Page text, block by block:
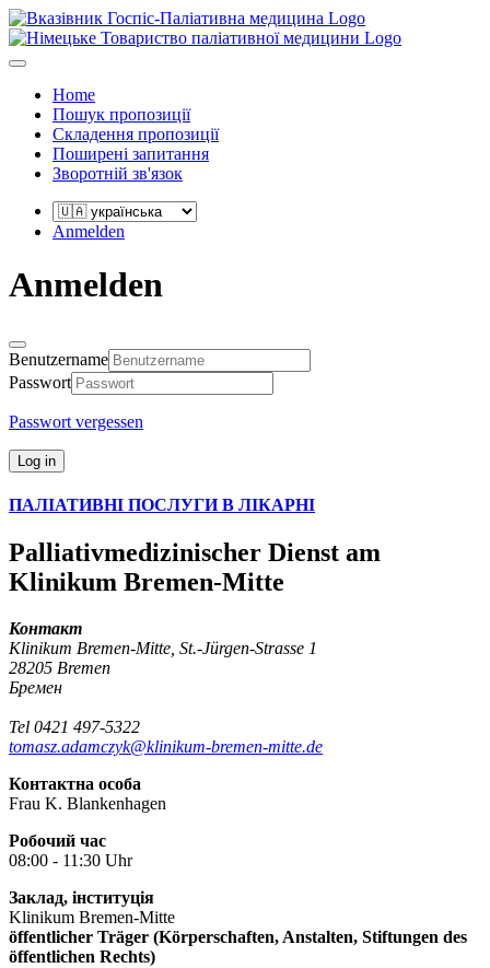
Home
Пошук пропозиції
Складення пропозиції
Поширені запитання
Зворотній зв'язок
Anmelden
Anmelden
Benutzername
Passwort
Passwort vergessen
Log in
ПАЛІАТИВНІ ПОСЛУГИ В ЛІКАРНІ
Palliativmedizinischer Dienst am
Klinikum Bremen-Mitte
Контакт
Klinikum Bremen-Mitte, St.-Jürgen-Strasse 1
28205 Bremen
Бремен
Tel 0421 497-5322
tomasz.adamczyk@klinikum-bremen-mitte.de
Контактна особа
Frau K. Blankenhagen
Робочий час
08:00 - 11:30 Uhr
Заклад, інституція
Klinikum Bremen-Mitte
öffentlicher Träger (Körperschaften, Anstalten, Stiftungen des
öffentlichen Rechts)